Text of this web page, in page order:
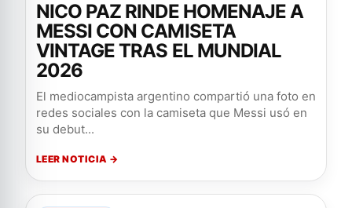
NICO PAZ RINDE HOMENAJE A
MESSI CON CAMISETA
VINTAGE TRAS EL MUNDIAL
2026
El mediocampista argentino compartió una foto en
redes sociales con la camiseta que Messi usó en
su debut...
LEER NOTICIA →